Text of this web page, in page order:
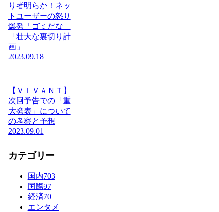
り者明らか！ネッ
トユーザーの怒り
爆発「ゴミだな」
「壮大な裏切り計
画」
2023.09.18
【ＶＩＶＡＮＴ】
次回予告での「重
大発表」について
の考察と予想
2023.09.01
カテゴリー
国内703
国際97
経済70
エンタメ